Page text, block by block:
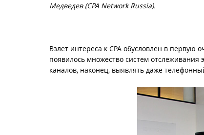
Медведев (CPA NetworkRussia).
Взлет интереса к CPA обусловлен в первую
появилось множество систем отслеживания
каналов, наконец, выявлять даже